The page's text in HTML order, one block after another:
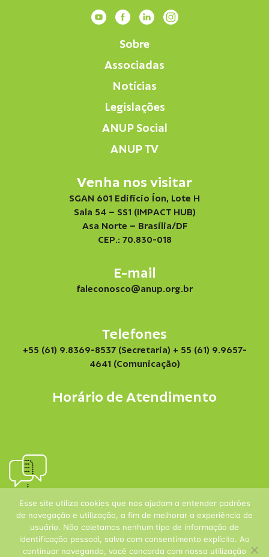
Sobre
Associadas
Notícias
Legislações
ANUP Social
ANUP TV
Venha nos visitar
SGAN 601 Edifício Íon, Lote H
Sala 54 – SS1 (IMPACT HUB)
Asa Norte – Brasília/DF
CEP.: 70.830-018
E-mail
faleconosco@anup.org.br
Telefones
+55 (61) 9.8369-8537 (Secretaria) + 55 (61) 9.9657-
4641 (Comunicação)
Horário de Atendimento
Esse site utiliza cookies que nos ajudam a entender padrões
de navegação e utilização, a fim de melhorar a experiência de
usuário. Não coletamos nenhum tipo de informação de
identificação pessoal, salvo com consentimento explícito. Ao
continuar navegando, você concorda com nossa utilização